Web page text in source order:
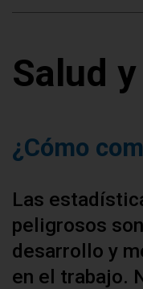
Salud
¿Cómo
Las
peligrosos
desarrollo y
en el trabajo.